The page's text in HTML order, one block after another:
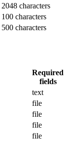
2048 characters
100 characters
500 characters
Required
fields
text
file
file
file
file